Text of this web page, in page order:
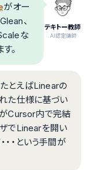
テキトー教師
.AI認定講師
がオー
、
な
。
たとえばLinearの
た仕様に基づい
がCursor内で完結
ザでLinearを開い
・・という手間が